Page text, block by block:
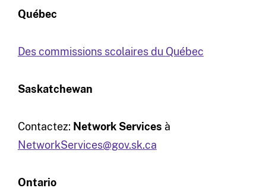
Québec
Des commissions scolaires du Québec
Saskatchewan
Contactez: Network Services à
NetworkServices@gov.sk.ca
Ontario